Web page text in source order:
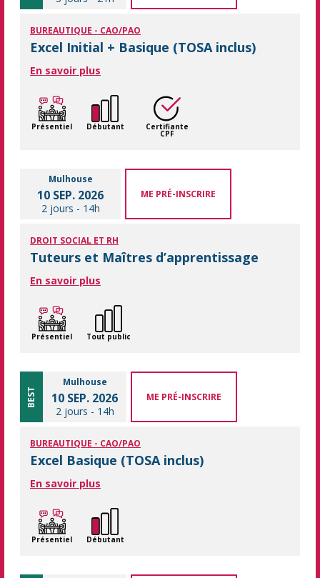
BUREAUTIQUE - CAO/PAO
Excel Initial + Basique (TOSA inclus)
En savoir plus
Présentiel Débutant Certifiante
CPF
Mulhouse
10 SEP. 2026
2 jours - 14h
ME PRÉ-INSCRIRE
DROIT SOCIAL ET RH
Tuteurs et Maîtres d’apprentissage
En savoir plus
Présentiel Tout public
BEST
Mulhouse
10 SEP. 2026
2 jours - 14h
ME PRÉ-INSCRIRE
BUREAUTIQUE - CAO/PAO
Excel Basique (TOSA inclus)
En savoir plus
Présentiel Débutant